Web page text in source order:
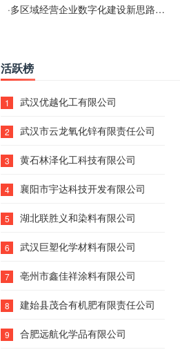
·多区域经营企业数字化建设新思路：多端载体与地域检索一体化落地思路分享
活跃榜
1 武汉优越化工有限公司
2 武汉市云龙氧化锌有限责任公司
3 黄石林泽化工科技有限公司
4 襄阳市宇达科技开发有限公司
5 湖北联胜义和染料有限公司
6 武汉巨塑化学材料有限公司
7 亳州市鑫佳祥涂料有限公司
8 建始县茂合有机肥有限责任公司
9 合肥远航化学品有限公司